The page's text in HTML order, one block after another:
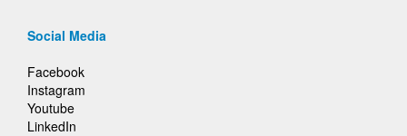
Social Media
Facebook
Instagram
Youtube
LinkedIn